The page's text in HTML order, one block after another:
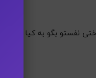
نفستو بگو به کیا